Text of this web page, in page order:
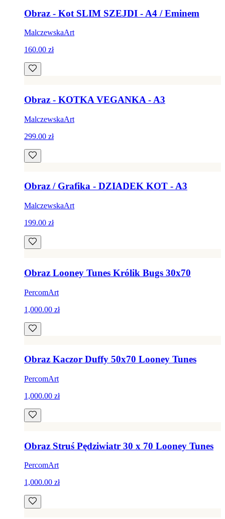
Obraz - Kot SLIM SZEJDI - A4 / Eminem
MalczewskaArt
160.00 zł
Obraz - KOTKA VEGANKA - A3
MalczewskaArt
299.00 zł
Obraz / Grafika - DZIADEK KOT - A3
MalczewskaArt
199.00 zł
Obraz Looney Tunes Królik Bugs 30x70
PercomArt
1,000.00 zł
Obraz Kaczor Duffy 50x70 Looney Tunes
PercomArt
1,000.00 zł
Obraz Struś Pędziwiatr 30 x 70 Looney Tunes
PercomArt
1,000.00 zł